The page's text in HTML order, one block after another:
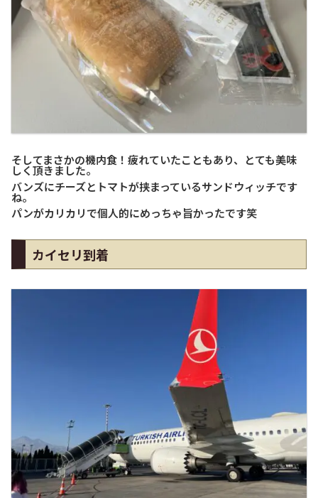
そしてまさかの機内食！疲れていたこともあり、とても美味
しく頂きました。
バンズにチーズとトマトが挟まっているサンドウィッチです
ね。
パンがカリカリで個人的にめっちゃ旨かったです笑
カイセリ到着